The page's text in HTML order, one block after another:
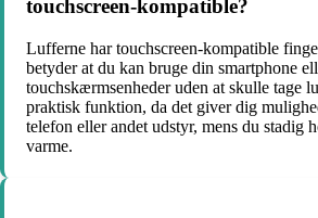
touchscreen-kompatible?
Lufferne har touchscreen-kompatible
betyder at du kan bruge din smartphone
touchskærmsenheder uden at skulle tage
praktisk funktion, da det giver dig
telefon eller andet udstyr, mens du stadig
varme.